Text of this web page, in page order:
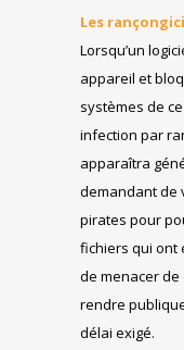
Les
Lorsqu’un
appareil et
systèmes de
infection par
apparaîtra
demandant de
pirates pour
fichiers qui ont
de menacer
rendre
délai exigé.